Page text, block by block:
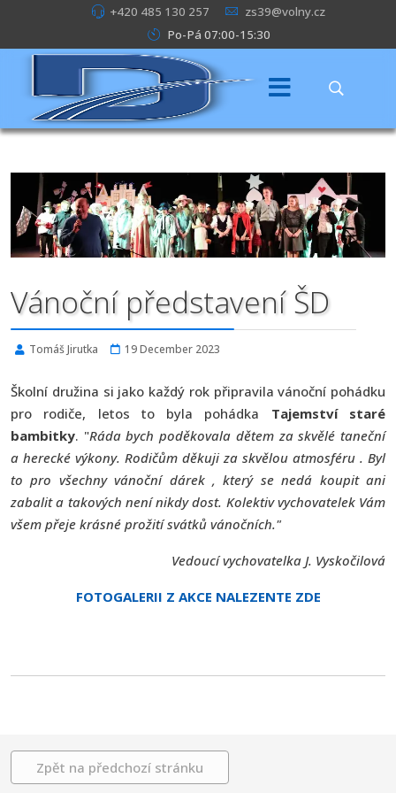
+420 485 130 257
zs39@volny.cz
Po-Pá 07:00-15:30
Vánoční představení ŠD
Tomáš Jirutka 19 December 2023
Školní družina si jako každý rok připravila vánoční pohádku
pro rodiče, letos to byla pohádka Tajemství staré
bambitky. "Ráda bych poděkovala dětem za skvělé taneční
a herecké výkony. Rodičům děkuji za skvělou atmosféru . Byl
to pro všechny vánoční dárek , který se nedá koupit ani
zabalit a takových není nikdy dost. Kolektiv vychovatelek Vám
všem přeje krásné prožití svátků vánočních."
Vedoucí vychovatelka J. Vyskočilová
FOTOGALERII Z AKCE NALEZENTE ZDE
Zpět na předchozí stránku